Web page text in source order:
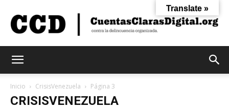
Inicio CrisisVenezuela Página 3
CRISISVENEZUELA
Translate »